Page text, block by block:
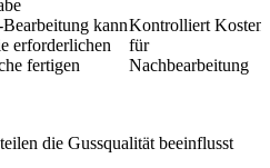
kann
erforderlichen
fertigen
Kontrolliert Kosten
für
Nachbearbeitung
die Gussqualität beeinflusst